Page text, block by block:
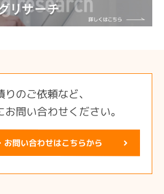
りのご依頼など、
お問い合わせください。
お問い合わせはこちらから